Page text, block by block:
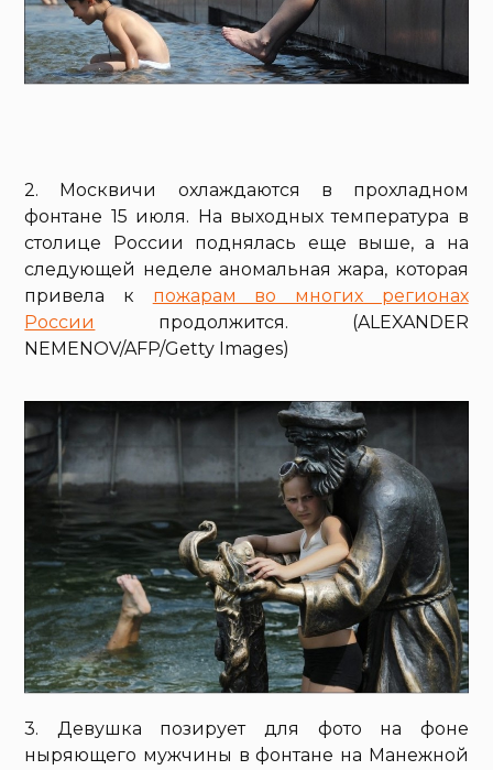
2. Москвичи охлаждаются в прохладном
фонтане 15 июля. На выходных температура в
столице России поднялась еще выше, а на
следующей неделе аномальная жара, которая
привела к пожарам во многих регионах
России
продолжится. (ALEXANDER
NEMENOV/AFP/Getty Images)
3. Девушка позирует для фото на фоне
ныряющего мужчины в фонтане на Манежной